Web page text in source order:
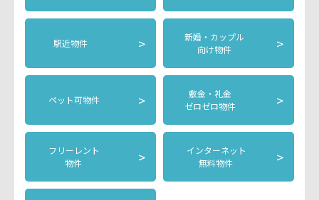
駅近物件 >
新婚・カップル
向け物件
>
ペット可物件 >
敷金・礼金
ゼロゼロ物件
>
フリーレント
物件
>
インターネット
無料物件
>